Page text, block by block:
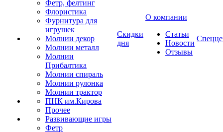
Фетр, фелтинг
Флористика
Фурнитура для
игрушек
Молнии декор
Молнии металл
Молнии
Прибалтика
Молнии спираль
Молнии рулонка
Молнии трактор
ПНК им.Кирова
Прочее
Развивающие игры
Фетр
Скидки
дня
О компании
Статьи
Новости
Отзывы